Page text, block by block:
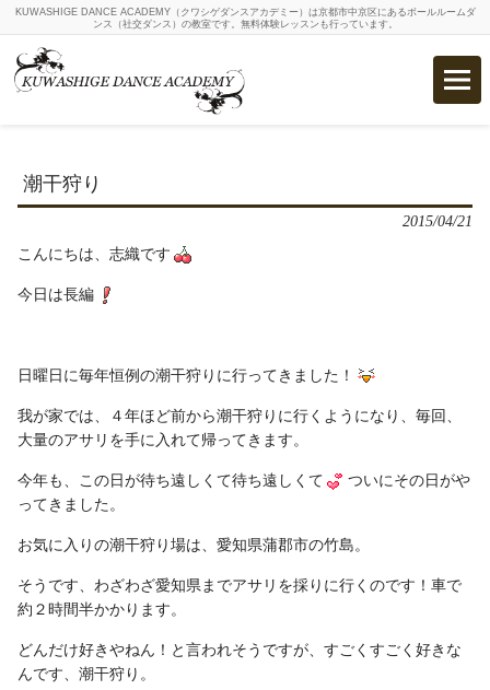
KUWASHIGE DANCE ACADEMY（クワシゲダンスアカデミー）は京都市中京区にあるボールルームダ
ンス（社交ダンス）の教室です。無料体験レッスンも行っています。
潮干狩り
2015/04/21
こんにちは、志織です
今日は長編
日曜日に毎年恒例の潮干狩りに行ってきました！
我が家では、４年ほど前から潮干狩りに行くようになり、毎回、
大量のアサリを手に入れて帰ってきます。
今年も、この日が待ち遠しくて待ち遠しくて
ついにその日がや
ってきました。
お気に入りの潮干狩り場は、愛知県蒲郡市の竹島。
そうです、わざわざ愛知県までアサリを採りに行くのです！車で
約２時間半かかります。
どんだけ好きやねん！と言われそうですが、すごくすごく好きな
んです、潮干狩り。